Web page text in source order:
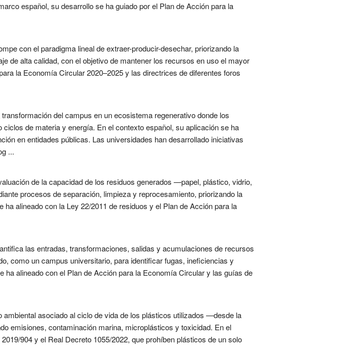
español, su desarrollo se ha guiado por el Plan de Acción para la
con el paradigma lineal de extraer-producir-desechar, priorizando la
de alta calidad, con el objetivo de mantener los recursos en uso el mayor
la Economía Circular 2020–2025 y las directrices de diferentes foros
del campus en un ecosistema regenerativo donde los
de materia y energía. En el contexto español, su aplicación se ha
en entidades públicas. Las universidades han desarrollado iniciativas
...
de la capacidad de los residuos generados —papel, plástico, vidrio,
procesos de separación, limpieza y reprocesamiento, priorizando la
alineado con la Ley 22/2011 de residuos y el Plan de Acción para la
las entradas, transformaciones, salidas y acumulaciones de recursos
como un campus universitario, para identificar fugas, ineficiencias y
alineado con el Plan de Acción para la Economía Circular y las guías de
asociado al ciclo de vida de los plásticos utilizados —desde la
emisiones, contaminación marina, microplásticos y toxicidad. En el
904 y el Real Decreto 1055/2022, que prohíben plásticos de un solo